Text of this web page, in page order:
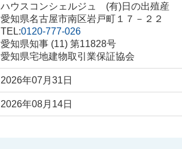
ハウスコンシェルジュ (有)日の出殖産
愛知県名古屋市南区岩戸町１７－２２
TEL:0120-777-026
愛知県知事 (11) 第11828号
愛知県宅地建物取引業保証協会
2026年07月31日
2026年08月14日